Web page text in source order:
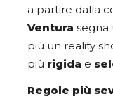
a partire dalla
Ventura segna
più un reality
più rigida e
Regole più